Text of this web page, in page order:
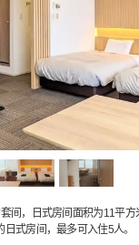
间，日式房间面积为11平方
式房间，最多可入住5人。